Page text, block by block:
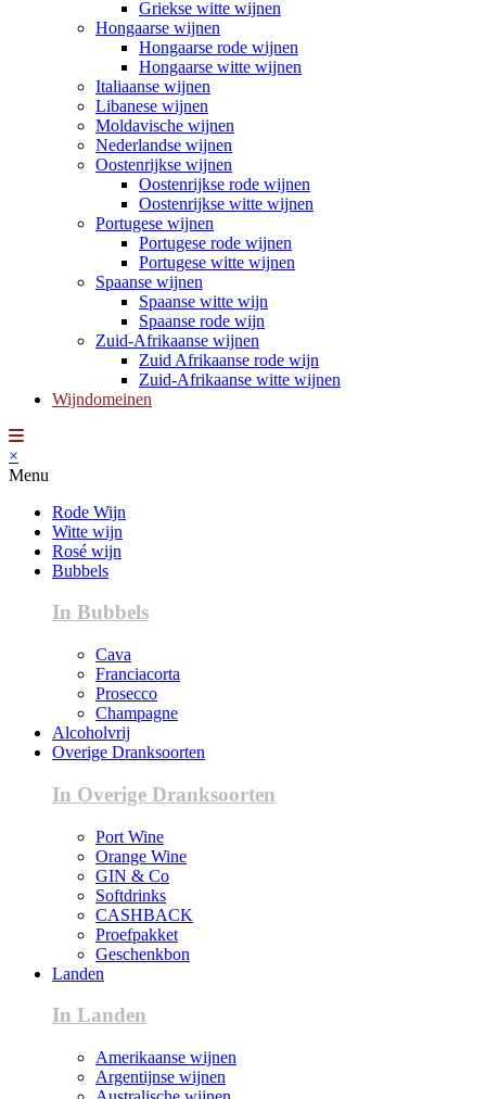
Griekse witte wijnen
Hongaarse wijnen
Hongaarse rode wijnen
Hongaarse witte wijnen
Italiaanse wijnen
Libanese wijnen
Moldavische wijnen
Nederlandse wijnen
Oostenrijkse wijnen
Oostenrijkse rode wijnen
Oostenrijkse witte wijnen
Portugese wijnen
Portugese rode wijnen
Portugese witte wijnen
Spaanse wijnen
Spaanse witte wijn
Spaanse rode wijn
Zuid-Afrikaanse wijnen
Zuid Afrikaanse rode wijn
Zuid-Afrikaanse witte wijnen
Wijndomeinen
×
Menu
Rode Wijn
Witte wijn
Rosé wijn
Bubbels
In Bubbels
Cava
Franciacorta
Prosecco
Champagne
Alcoholvrij
Overige Dranksoorten
In Overige Dranksoorten
Port Wine
Orange Wine
GIN & Co
Softdrinks
CASHBACK
Proefpakket
Geschenkbon
Landen
In Landen
Amerikaanse wijnen
Argentijnse wijnen